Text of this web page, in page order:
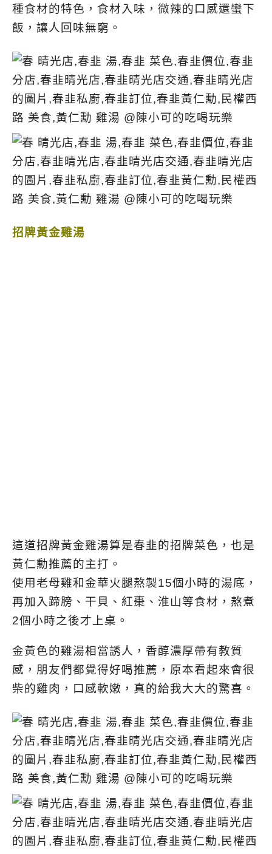
種食材的特色，食材入味，微辣的口感還蠻下
飯，讓人回味無窮。
招牌黃金雞湯
這道招牌黃金雞湯算是春韭的招牌菜色，也是
黃仁勳推薦的主打。
使用老母雞和金華火腿熬製15個小時的湯底，
再加入蹄膀、干貝、紅棗、淮山等食材，熬煮
2個小時之後才上桌。
金黃色的雞湯相當誘人，香醇濃厚帶有教質
感，朋友們都覺得好喝推薦，原本看起來會很
柴的雞肉，口感軟嫩，真的給我大大的驚喜。